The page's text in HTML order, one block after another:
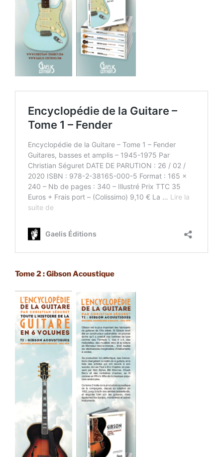
Tome 2 : Gibson Acoustique